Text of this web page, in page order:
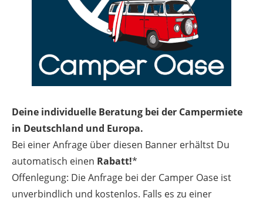
Deine individuelle Beratung bei der Campermiete
in Deutschland und Europa.
Bei einer Anfrage über diesen Banner erhältst Du
automatisch einen Rabatt!*
Offenlegung: Die Anfrage bei der Camper Oase ist
unverbindlich und kostenlos. Falls es zu einer